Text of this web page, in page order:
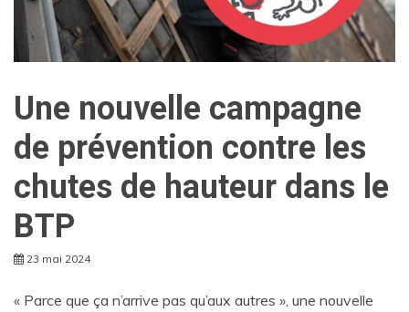
Une nouvelle campagne
de prévention contre les
chutes de hauteur dans le
BTP
23 mai 2024
« Parce que ça n’arrive pas qu’aux autres », une nouvelle